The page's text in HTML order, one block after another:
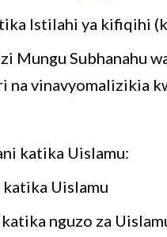
Istilahi ya kifiqihi
Mungu Subhanahu
na vinavyomalizikia
katika Uislamu:
katika Uislamu
nguzo za